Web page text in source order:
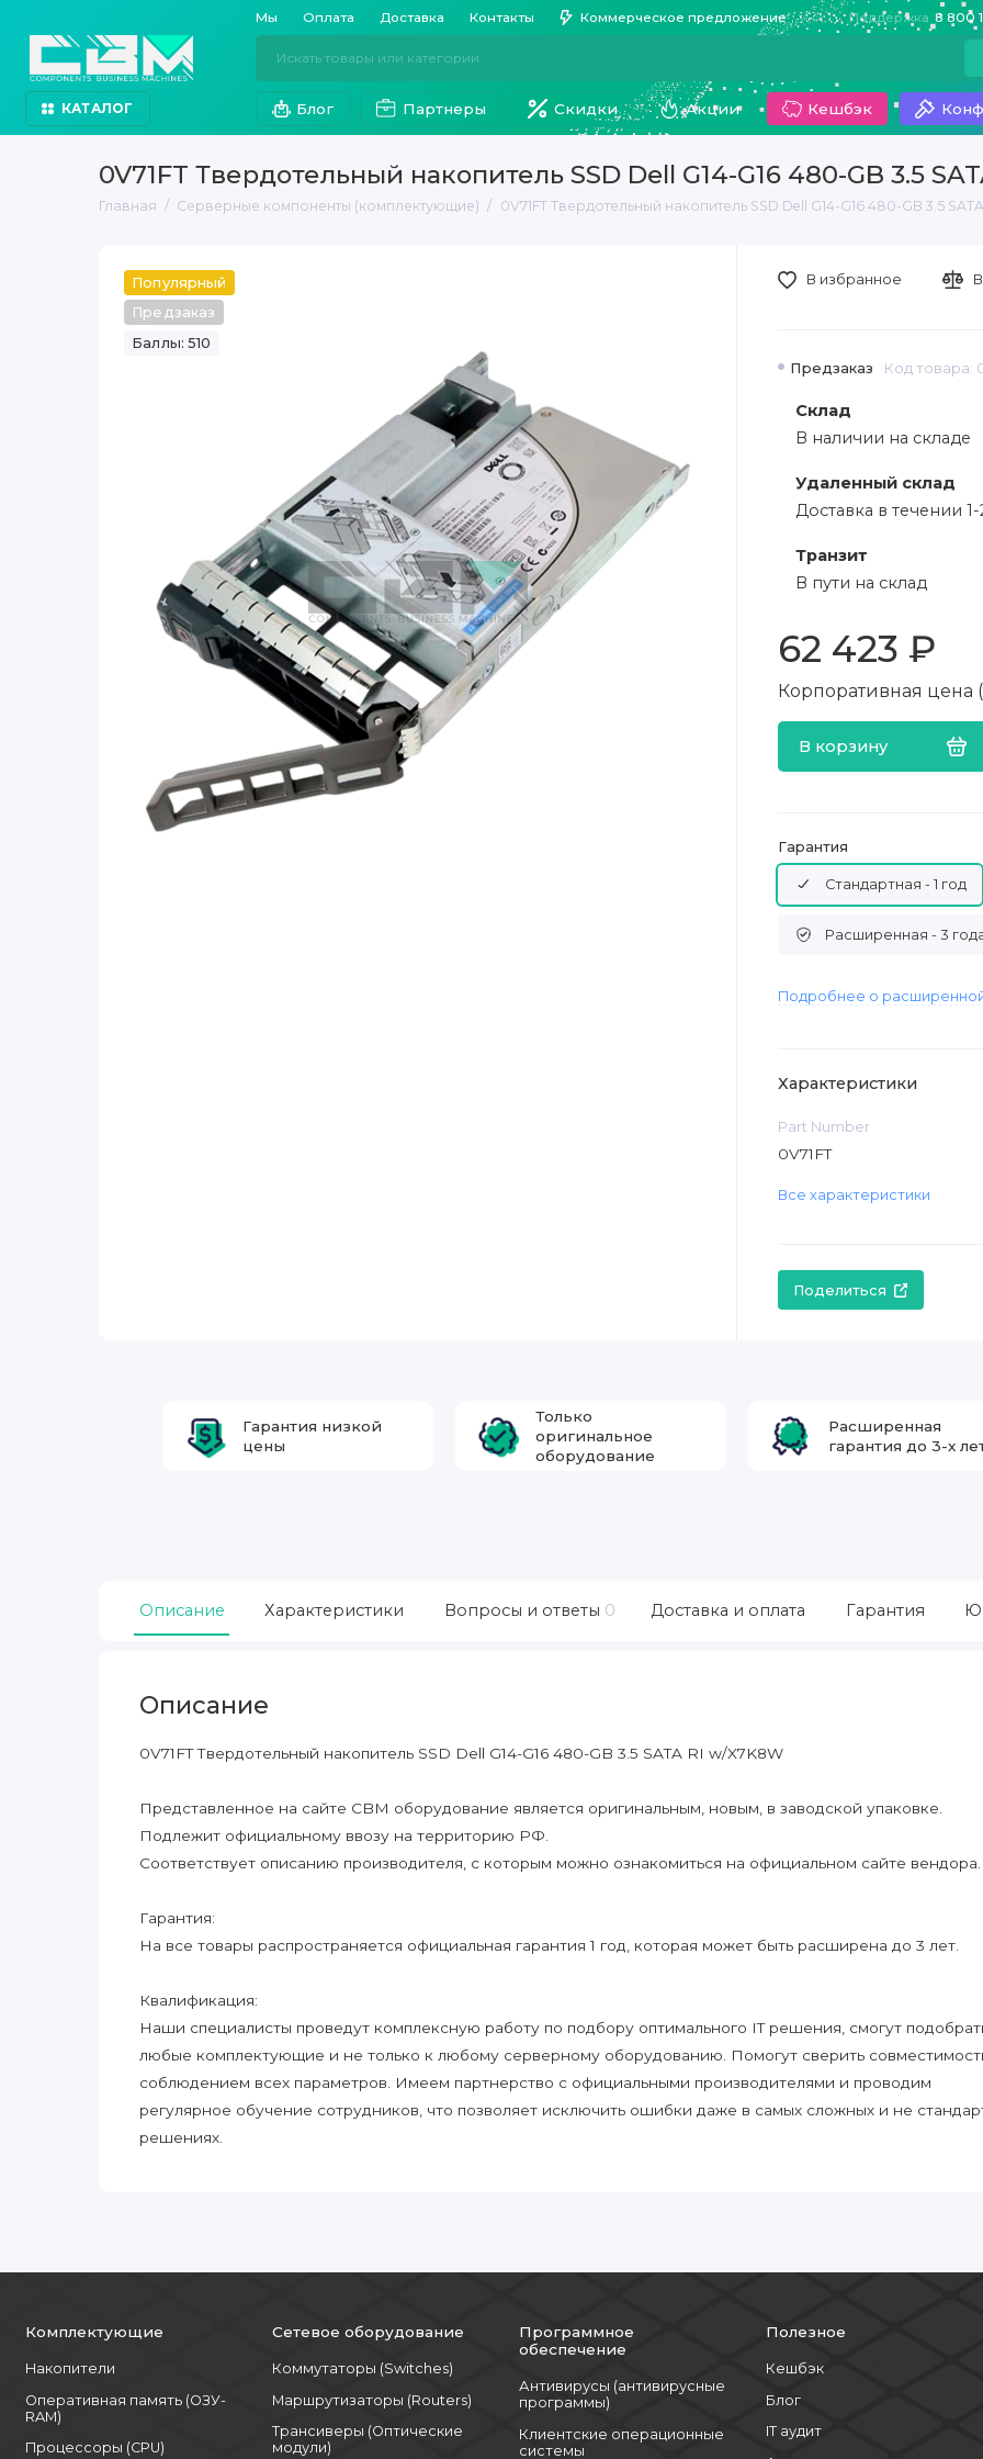
Мы Оплата Доставка Контакты Коммерческое предложение Поддержка 8 800
КАТАЛОГ Блог Партнеры Скидки Акции Кешбэк
0V71FT Твердотельный накопитель SSD Dell G14-G16 480-GB 3.5
Главная Серверные компоненты (комплектующие) 0V71FT Твердотельный накопитель SSD Dell G14-G16 480-GB 3.5
Популярный
Предзаказ
Баллы: 510
Предзаказ Код товара:
Склад
В наличии на складе
Удаленный склад
Доставка в течении
Транзит
В пути на склад
62 423 ₽
Корпоративная цена
В корзину
В избранное
Гарантия
Стандартная - 1 год
Расширенная - 3
Подробнее о
Характеристики
Part Number
0V71FT
Все характеристики
Поделиться
Гарантия низкой
цены
Только
оригинальное
оборудование
Расширенная
гарантия до 3-х
Описание Характеристики Вопросы и ответы 0 Доставка и оплата Гарантия
Описание
0V71FT Твердотельный накопитель SSD Dell G14-G16 480-GB 3.5 SATA RI w/X7K8W
Представленное на сайте CBM оборудование является оригинальным, новым, в заводской упаковке.
Подлежит официальному ввозу на территорию РФ.
Соответствует описанию производителя, с которым можно ознакомиться на официальном сайте вендора.
Гарантия:
На все товары распространяется официальная гарантия 1 год, которая может быть расширена до 3 лет.
Квалификация:
Наши специалисты проведут комплексную работу по подбору оптимального IT решения, смогут
любые комплектующие и не только к любому серверному оборудованию. Помогут сверить
соблюдением всех параметров. Имеем партнерство с официальными производителями и проводим
регулярное обучение сотрудников, что позволяет исключить ошибки даже в самых сложных и не
решениях.
Комплектующие
Накопители
Оперативная память (ОЗУ-
RAM)
Процессоры (CPU)
Сетевое оборудование
Коммутаторы (Switches)
Маршрутизаторы (Routers)
Трансиверы (Оптические
модули)
Программное
обеспечение
Антивирусы (антивирусные
программы)
Клиентские операционные
системы
Полезное
Кешбэк
Блог
IT аудит